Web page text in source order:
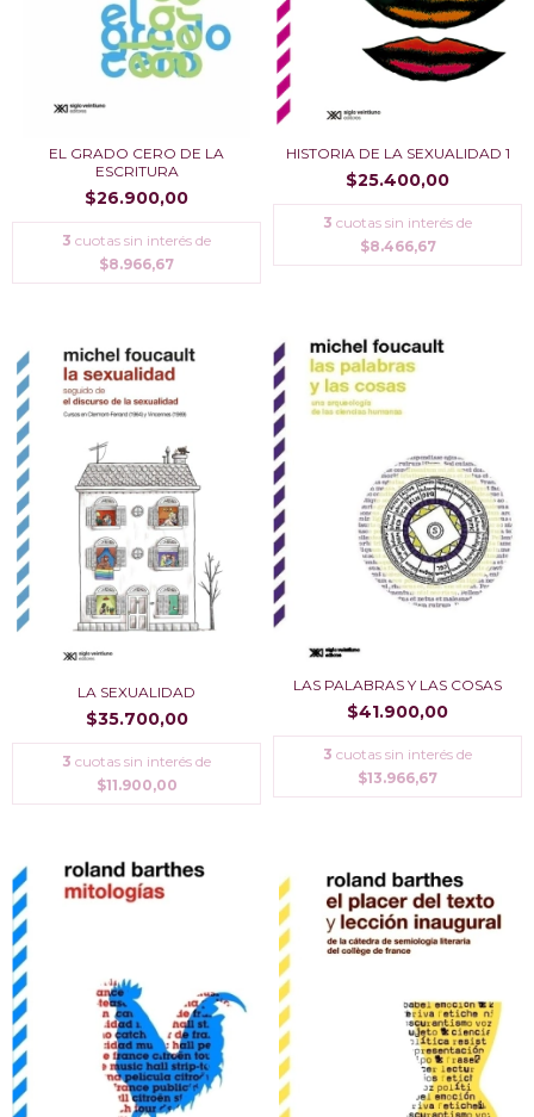
EL GRADO CERO DE LA
ESCRITURA
$26.900,00
3 cuotas sin interés de
$8.966,67
HISTORIA DE LA SEXUALIDAD 1
$25.400,00
3 cuotas sin interés de
$8.466,67
LA SEXUALIDAD
$35.700,00
3 cuotas sin interés de
$11.900,00
LAS PALABRAS Y LAS COSAS
$41.900,00
3 cuotas sin interés de
$13.966,67